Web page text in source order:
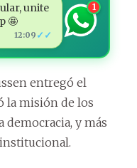
unite
🤩
12:09 ✓✓
1
entregó el
la misión de los
democracia, y más